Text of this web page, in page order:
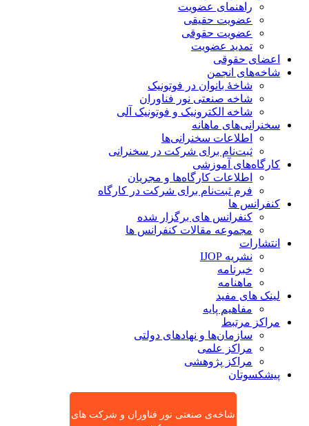
راهنمای عضویت
عضویت حقیقی
عضویت حقوقی
تمدید عضویت
اعضای حقوقی
شاخه‌های انجمن
شاخۀ بانوان در فوتونیک
شاخه صنعتی نور فناوران
شاخه‌ الکترونیک و فوتونیک آلی
سخنرانی‌های ماهانه
اطلاعات سخنرانی‌‌ها
ثبت‌نام برای شرکت در سخنرانی
کارگاه‌های آموزشی
اطلاعات کارگاه‌ها و مجریان
فرم ثبت‌نام برای شرکت در کارگاه
کنفرانس ها
کنفرانس های برگزار شده
مجموعه مقالات کنفرانس ها
انتشارات
نشریه IJOP
خبرنامه
ماهنامه
لینک های مفید
مفاهیم پایه
مراکز مرتبط
سازمان‌ها و نهادهای دولتی
مراکز علمی
مراکز پژوهشی
پیشکسوتان
شاخه‌ی صنعتی نور فناوران و شرکت های